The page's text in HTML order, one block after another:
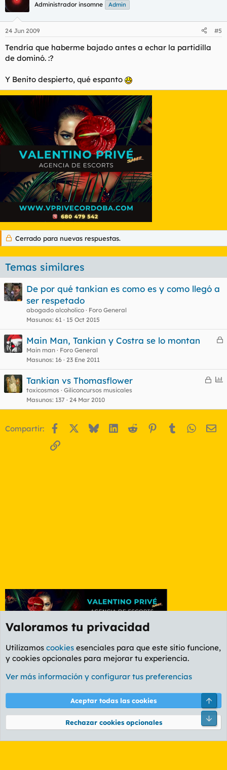
Administrador insomne Admin
24 Jun 2009 #5
Tendría que haberme bajado antes a echar la partidilla
de dominó. :?
Y Benito despierto, qué espanto
Cerrado para nuevas respuestas.
Temas similares
De por qué tankian es como es y como llegó a
ser respetado
abogado alcoholico
Foro General
Masunos 61 15 Oct 2015
C
r
a
Main Man, Tankian y Costra se lo montan
Main man
Foro General
Masunos 16 23 Ene 2011
C
r
d
E
u
Tankian vs Thomasflower
toxicosmos Giliconcursos musicales
Masunos 137 24 Mar 2010
Compartir: Facebook BlueskyLinkedIn
Reddit Pinterest
Tumblr
Enlace
Foro General
Cookies
PL OLDSTYLE AMARILLO
Términos y reglas Política de privacidad Ayuda
Community platform by XenForo® © 2010-2026 XenForo Ltd.
Valoramos tu privacidad
Utilizamos cookies esenciales para que este sitio funcione,
y cookies opcionales para mejorar tu experiencia.
Ver más información y configurar tus preferencias
Aceptar todas las cookies
Rechazar cookies opcionales
Pie